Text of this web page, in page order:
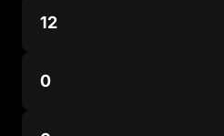
12
0